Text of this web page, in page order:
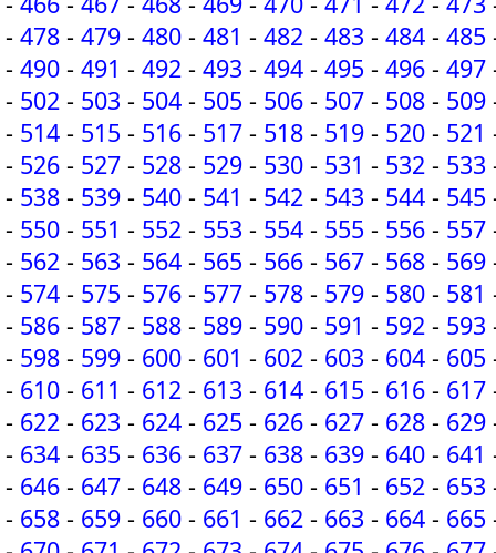
- 478 - 479 - 480 - 481 - 482 - 483 - 484 - 485
- 490 - 491 - 492 - 493 - 494 - 495 - 496 - 497
- 502 - 503 - 504 - 505 - 506 - 507 - 508 - 509
- 514 - 515 - 516 - 517 - 518 - 519 - 520 - 521
- 526 - 527 - 528 - 529 - 530 - 531 - 532 - 533
- 538 - 539 - 540 - 541 - 542 - 543 - 544 - 545
- 550 - 551 - 552 - 553 - 554 - 555 - 556 - 557
- 562 - 563 - 564 - 565 - 566 - 567 - 568 - 569
- 574 - 575 - 576 - 577 - 578 - 579 - 580 - 581
- 586 - 587 - 588 - 589 - 590 - 591 - 592 - 593
- 598 - 599 - 600 - 601 - 602 - 603 - 604 - 605
- 610 - 611 - 612 - 613 - 614 - 615 - 616 - 617
- 622 - 623 - 624 - 625 - 626 - 627 - 628 - 629
- 634 - 635 - 636 - 637 - 638 - 639 - 640 - 641
- 646 - 647 - 648 - 649 - 650 - 651 - 652 - 653
- 658 - 659 - 660 - 661 - 662 - 663 - 664 - 665